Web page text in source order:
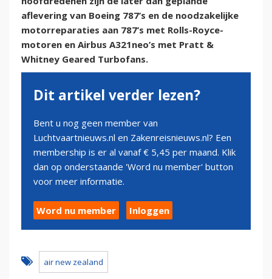
aflevering van Boeing 787’s en de noodzakelijke
motorreparaties aan 787’s met Rolls-Royce-
motoren en Airbus A321neo’s met Pratt &
Whitney Geared Turbofans.
Dit artikel verder lezen?
Bent u nog geen member van
Luchtvaartnieuws.nl en Zakenreisnieuws.nl? Een
membership is er al vanaf € 5,45 per maand. Klik
dan op onderstaande 'Word nu member' button
voor meer informatie.
Word nu member Inloggen
air new zealand